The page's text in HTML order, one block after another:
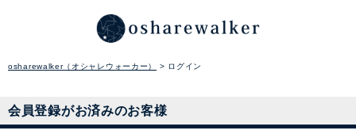
osharewalker（オシャレウォーカー） ログイン
会員登録がお済みのお客様